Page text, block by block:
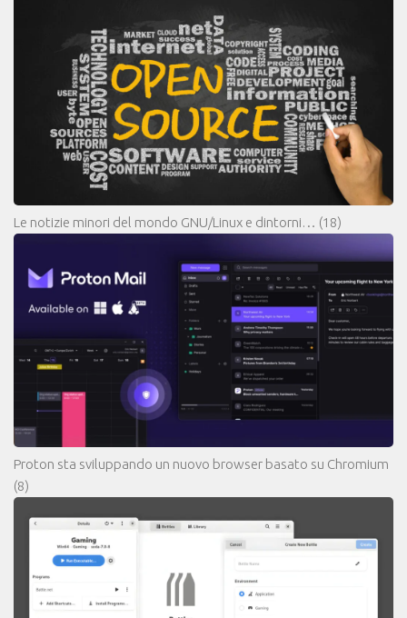
Le notizie minori del mondo GNU/Linux e dintorni… (18)
Proton sta sviluppando un nuovo browser basato su Chromium
(8)